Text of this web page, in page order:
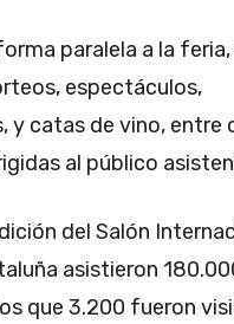
paralela a la feria,
espectáculos,
y catas de vino, entre
al público
del Salón
asistieron
que 3.200 fueron